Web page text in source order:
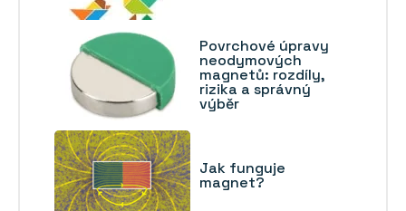
Povrchové úpravy
neodymových
magnetů: rozdíly,
rizika a správný
výběr
Jak funguje
magnet?